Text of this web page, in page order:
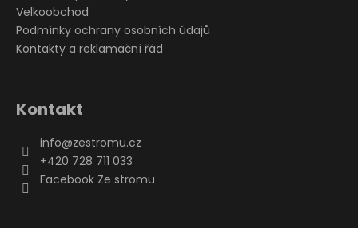
Velkoobchod
Podmínky ochrany osobních údajů
Kontakty a reklamační řád
Kontakt
info@zestromu.cz
+420 728 711 033
Facebook Ze stromu